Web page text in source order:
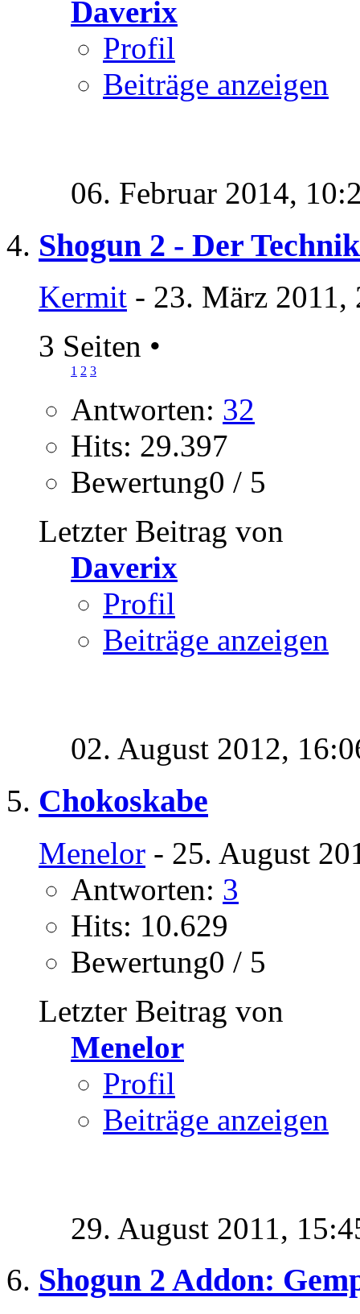
Daverix
Profil
Beiträge anzeigen
06. Februar 2014,
Shogun 2 - Der
Kermit - 23. März 2011,
3 Seiten •
1 2 3
Antworten: 32
Hits: 29.397
Bewertung0 / 5
Letzter Beitrag von
Daverix
Profil
Beiträge anzeigen
02. August 2012,
Chokoskabe
Menelor - 25. August
Antworten: 3
Hits: 10.629
Bewertung0 / 5
Letzter Beitrag von
Menelor
Profil
Beiträge anzeigen
29. August 2011,
Shogun 2 Addon: